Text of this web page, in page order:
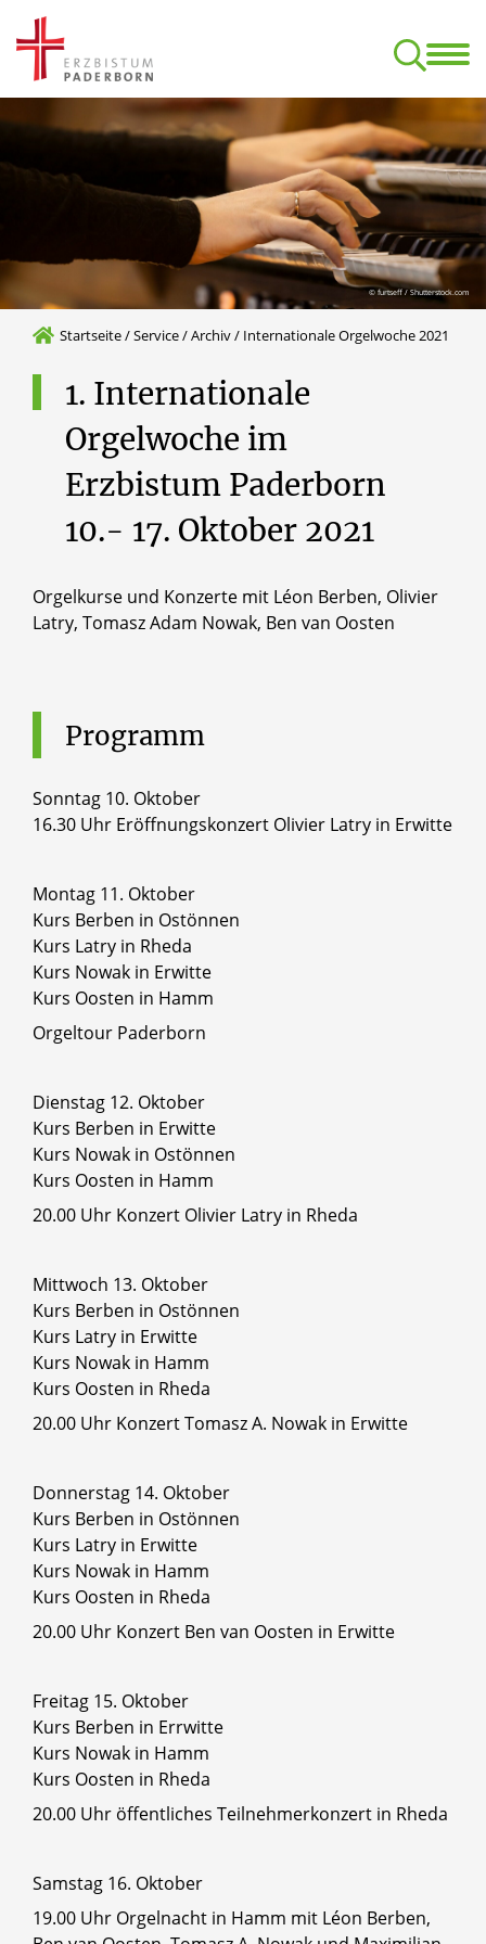
Start Termine
© furtseff / Shutterstock.com
Startseite/Service/Archiv/ Internationale Orgelwoche 2021
1. Internationale
Orgelwoche im
Erzbistum Paderborn
10.- 17. Oktober 2021
Orgelkurse und Konzerte mit Léon Berben, Olivier
Latry, Tomasz Adam Nowak, Ben van Oosten
Programm
Sonntag 10. Oktober
16.30 Uhr Eröffnungskonzert Olivier Latry in Erwitte
Montag 11. Oktober
Kurs Berben in Ostönnen
Kurs Latry in Rheda
Kurs Nowak in Erwitte
Kurs Oosten in Hamm
Orgeltour Paderborn
Dienstag 12. Oktober
Kurs Berben in Erwitte
Kurs Nowak in Ostönnen
Kurs Oosten in Hamm
20.00 Uhr Konzert Olivier Latry in Rheda
Mittwoch 13. Oktober
Kurs Berben in Ostönnen
Kurs Latry in Erwitte
Kurs Nowak in Hamm
Kurs Oosten in Rheda
20.00 Uhr Konzert Tomasz A. Nowak in Erwitte
Donnerstag 14. Oktober
Kurs Berben in Ostönnen
Kurs Latry in Erwitte
Kurs Nowak in Hamm
Kurs Oosten in Rheda
20.00 Uhr Konzert Ben van Oosten in Erwitte
Freitag 15. Oktober
Kurs Berben in Errwitte
Kurs Nowak in Hamm
Kurs Oosten in Rheda
20.00 Uhr öffentliches Teilnehmerkonzert in Rheda
Samstag 16. Oktober
19.00 Uhr Orgelnacht in Hamm mit Léon Berben,